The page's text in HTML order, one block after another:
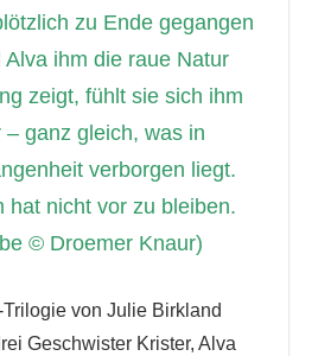
zu Ende gegangen
Alva ihm die raue Natur
zeigt, fühlt sie sich ihm
– ganz gleich, was in
verborgen liegt.
hat nicht vor zu bleiben.
© Droemer Knaur)
von Julie Birkland
Geschwister Krister, Alva